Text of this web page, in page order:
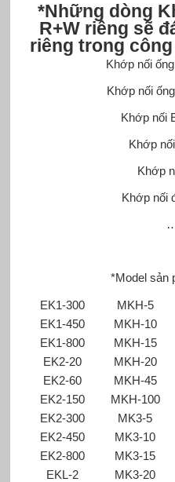
*Những dòng
R+W riêng sẽ
riêng trong
Khớp nối
Khớp nối
Khớp nối
Khớp
Khớp
Khớp nối
*Model sản
EK1-300 MKH-5
EK1-450
MKH-10
EK1-800
MKH-15
EK2-20
MKH-20
EK2-60
MKH-45
EK2-150
MKH-100
EK2-300
MK3-5
EK2-450
MK3-10
EK2-800
MK3-15
EKL-2
MK3-20